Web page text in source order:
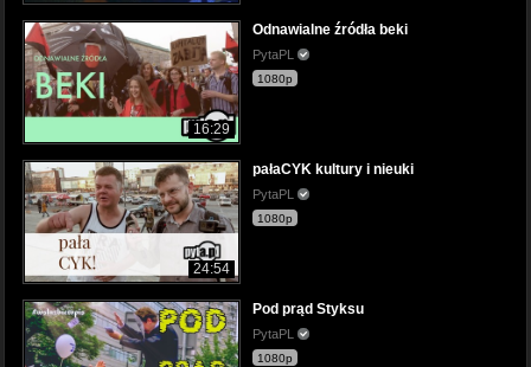
16:29
Odnawialne źródła beki
PytaPL
1080p
24:54
pałaCYK kultury i nieuki
PytaPL
1080p
Pod prąd Styksu
PytaPL
1080p